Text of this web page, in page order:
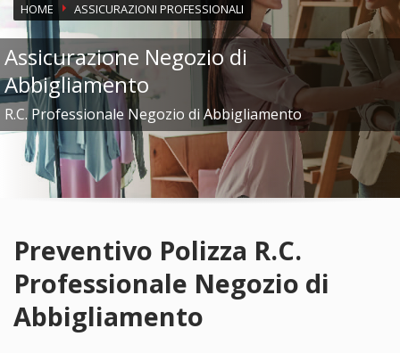
HOME ASSICURAZIONI PROFESSIONALI
Assicurazione Negozio di
Abbigliamento
R.C. Professionale Negozio di Abbigliamento
Preventivo Polizza R.C.
Professionale Negozio di
Abbigliamento